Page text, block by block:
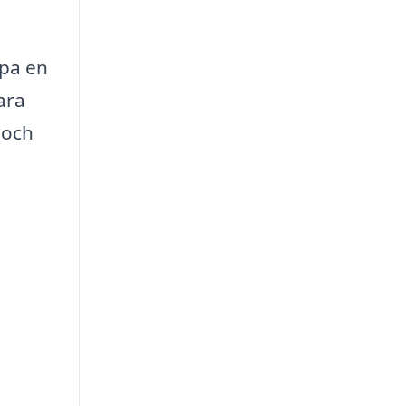
en